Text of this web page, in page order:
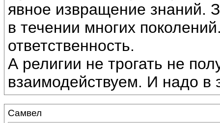
явное извращение знаний.
в течении многих
ответственность.
А религии не трогать не
взаимодействуем. И надо в
Самвел